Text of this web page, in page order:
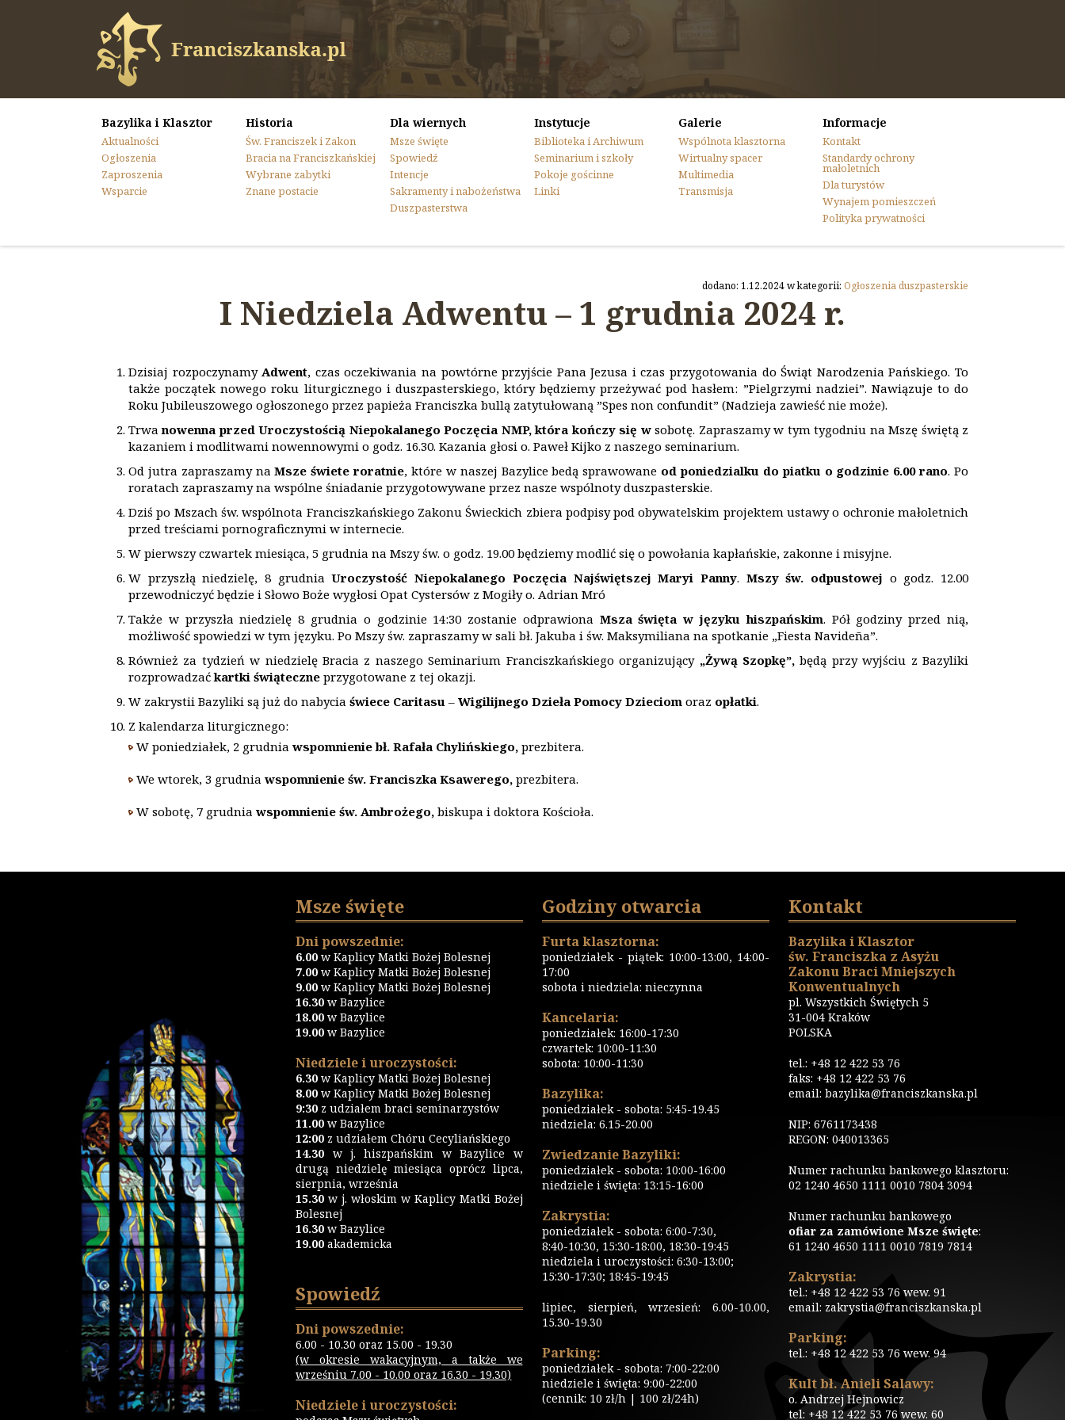
Bazylika i Klasztor
Aktualności
Ogłoszenia
Zaproszenia
Wsparcie
Historia
Św. Franciszek i Zakon
Bracia na Franciszkańskiej
Wybrane zabytki
Znane postacie
Dla wiernych
Msze święte
Spowiedź
Intencje
Sakramenty i nabożeństwa
Duszpasterstwa
Instytucje
Biblioteka i Archiwum
Seminarium i szkoły
Pokoje gościnne
Linki
Galerie
Wspólnota klasztorna
Wirtualny spacer
Multimedia
Transmisja
Informacje
Kontakt
Standardy ochrony
małoletnich
Dla turystów
Wynajem pomieszczeń
Polityka prywatności
dodano: 1.12.2024 w kategorii: Ogłoszenia duszpasterskie
I Niedziela Adwentu – 1 grudnia 2024 r.
Dzisiaj rozpoczynamyAdwent, czas oczekiwania na powtórne przyjście Pana Jezusa i czas przygotowania do Świąt Narodzenia Pańskiego. To
także początek nowego roku liturgicznego i duszpasterskiego, który będziemy przeżywać pod hasłem: ”Pielgrzymi nadziei”. Nawiązuje to do
Roku Jubileuszowego ogłoszonego przez papieża Franciszka bullą zatytułowaną ”Spes non confundit” (Nadzieja zawieść nie może).
Trwanowenna przed Uroczystością Niepokalanego Poczęcia NMP, która kończy się wsobotę. Zapraszamy w tym tygodniu na Mszę świętą z
kazaniem i modlitwami nowennowymi o godz. 16.30. Kazania głosi o. Paweł Kijko z naszego seminarium.
Od jutra zapraszamy naMsze świete roratnie, które w naszej Bazylice bedą sprawowane od poniedzialku do piatku o godzinie 6.00 rano. Po
roratach zapraszamy na wspólne śniadanie przygotowywane przez nasze wspólnoty duszpasterskie.
Dziś po Mszach św. wspólnota Franciszkańskiego Zakonu Świeckich zbiera podpisy pod obywatelskim projektem ustawy o ochronie małoletnich
przed treściami pornograficznymi w internecie.
W pierwszy czwartek miesiąca, 5 grudnia na Mszy św. o godz. 19.00 będziemy modlić się o powołania kapłańskie, zakonne i misyjne.
W przyszłą niedzielę, 8 grudniaUroczystość Niepokalanego Poczęcia Najświętszej Maryi Panny. Mszy św. odpustowej o godz. 12.00
przewodniczyć będzie i Słowo Boże wygłosi Opat Cystersów z Mogiły o. Adrian Mró
Także w przyszła niedzielę 8 grudnia o godzinie 14:30 zostanie odprawiona Msza święta w języku hiszpańskim. Pół godziny przed nią,
możliwość spowiedzi w tym języku. Po Mszy św. zapraszamy w sali bł. Jakuba i św. Maksymiliana na spotkanie „Fiesta Navideña”.
Również za tydzień w niedzielę Bracia z naszego Seminarium Franciszkańskiego organizujący „Żywą Szopkę”,będą przy wyjściu z Bazyliki
rozprowadzaćkartki świąteczne przygotowane z tej okazji.
W zakrystii Bazyliki są już do nabycia świece Caritasu – Wigilijnego Dzieła Pomocy Dzieciom oraz opłatki.
Z kalendarza liturgicznego:
W poniedziałek, 2 grudnia wspomnienie bł. Rafała Chylińskiego, prezbitera.
We wtorek, 3 grudnia wspomnienie św. Franciszka Ksawerego, prezbitera.
W sobotę, 7 grudnia wspomnienie św. Ambrożego, biskupa i doktora Kościoła.
Msze święte
Dni powszednie:
6.00 w Kaplicy Matki Bożej Bolesnej
7.00 w Kaplicy Matki Bożej Bolesnej
9.00 w Kaplicy Matki Bożej Bolesnej
16.30w Bazylice
18.00w Bazylice
19.00w Bazylice
Niedziele i uroczystości:
6.30 w Kaplicy Matki Bożej Bolesnej
8.00 w Kaplicy Matki Bożej Bolesnej
9:30 z udziałem braci seminarzystów
11.00 w Bazylice
12:00 z udziałem Chóru Cecyliańskiego
14.30 w j. hiszpańskim w Bazylice w
drugą niedzielę miesiąca oprócz lipca,
sierpnia, września
15.30 w j. włoskim w Kaplicy Matki Bożej
Bolesnej
16.30w Bazylice
19.00akademicka
Spowiedź
Dni powszednie:
6.00 - 10.30 oraz 15.00 - 19.30
(w okresie wakacyjnym, a także we
wrześniu 7.00 - 10.00 oraz 16.30 - 19.30)
Niedziele i uroczystości:
Godziny otwarcia
Furta klasztorna:
poniedziałek - piątek: 10:00-13:00, 14:00-
17:00
sobota i niedziela: nieczynna
Kancelaria:
poniedziałek: 16:00-17:30
czwartek: 10:00-11:30
sobota: 10:00-11:30
Bazylika:
poniedziałek - sobota: 5:45-19.45
niedziela: 6.15-20.00
Zwiedzanie Bazyliki:
poniedziałek - sobota: 10:00-16:00
niedziele i święta: 13:15-16:00
Zakrystia:
poniedziałek - sobota: 6:00-7:30,
8:40-10:30, 15:30-18:00, 18:30-19:45
niedziela i uroczystości: 6:30-13:00;
15:30-17:30; 18:45-19:45
lipiec, sierpień, wrzesień: 6.00-10.00,
15.30-19.30
Parking:
poniedziałek - sobota: 7:00-22:00
niedziele i święta: 9:00-22:00
(cennik: 10 zł/h | 100 zł/24h)
Kontakt
Bazylika i Klasztor
św. Franciszka z Asyżu
Zakonu Braci Mniejszych
Konwentualnych
pl. Wszystkich Świętych 5
31-004 Kraków
POLSKA
tel.: +48 12 422 53 76
faks: +48 12 422 53 76
email: bazylika@franciszkanska.pl
NIP: 6761173438
REGON: 040013365
Numer rachunku bankowego klasztoru:
02 1240 4650 1111 0010 7804 3094
Numer rachunku bankowego
ofiar za zamówione Msze święte:
61 1240 4650 1111 0010 7819 7814
Zakrystia:
tel.: +48 12 422 53 76 wew. 91
email: zakrystia@franciszkanska.pl
Parking:
tel.: +48 12 422 53 76 wew. 94
Kult bł. Anieli Salawy:
o. Andrzej Hejnowicz
tel: +48 12 422 53 76 wew. 60